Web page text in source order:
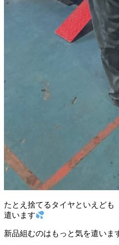
たとえ捨てるタイヤといえど
遣います
新品組むのはもっと気を遣いま